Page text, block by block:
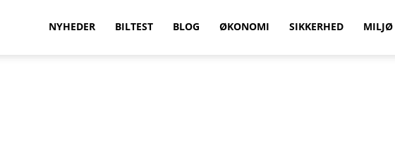
NYHEDER BILTEST BLOG ØKONOMI SIKKERHED MILJØ